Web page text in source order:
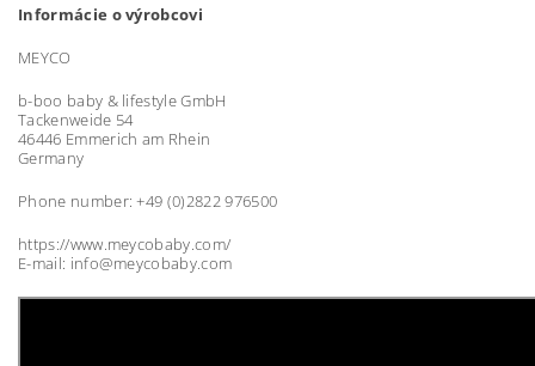
Informácie o výrobcovi
MEYCO
b-boo baby & lifestyle GmbH
Tackenweide 54
46446 Emmerich am Rhein
Germany
Phone number: +49 (0)2822 976500
https://www.meycobaby.com/
E-mail: info@meycobaby.com